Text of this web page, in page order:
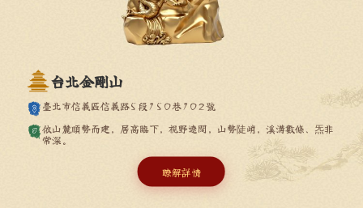
台北金剛山
臺北市信義區信義路5段150巷102號
依山麓順勢而建，居高臨下，視野遼闊，山勢陡峭，溪溝數條、炁非
常深。
瞭解詳情